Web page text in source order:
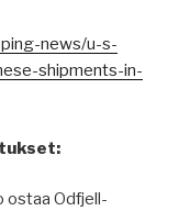
news/u-s-
shipments-in-
ostaa Odfjell-